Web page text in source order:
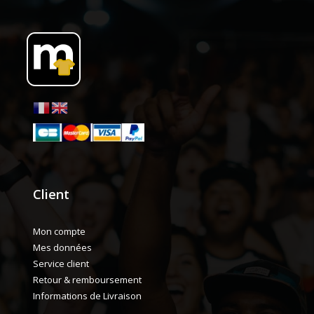
Client
Mon compte
Mes données
Service client
Retour & remboursement
Informations de Livraison